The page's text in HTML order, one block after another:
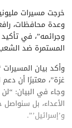
خرجت مسيرات
وعدة محافظات،
وجرائمه”، في
المستمرة ضد
وأكد بيان
غزة”، معتبرًا أن
وجاء في البيان:
الأعداء، بل
و’إسرائيل’”.